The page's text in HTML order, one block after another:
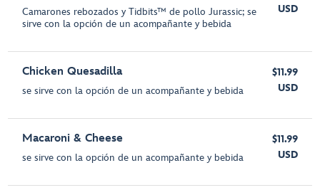
Camarones rebozados y Tidbits™ de pollo Jurassic; se
sirve con la opción de un acompañante y bebida
USD
Chicken Quesadilla
se sirve con la opción de un acompañante y bebida
$11.99
USD
Macaroni & Cheese
se sirve con la opción de un acompañante y bebida
$11.99
USD